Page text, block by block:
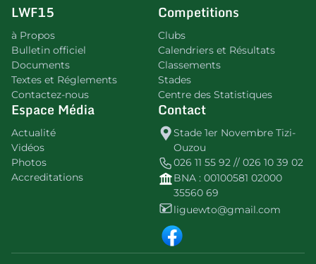
LWF15
à Propos
Bulletin officiel
Documents
Textes et Réglements
Contactez-nous
Competitions
Clubs
Calendriers et Résultats
Classements
Stades
Centre des Statistiques
Espace Média
Actualité
Vidéos
Photos
Accreditations
Contact
Stade 1er Novembre Tizi-
Ouzou
026 11 55 92 // 026 10 39 02
BNA : 00100581 02000
35560 69
liguewto@gmail.com